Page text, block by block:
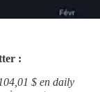
:
$ en daily